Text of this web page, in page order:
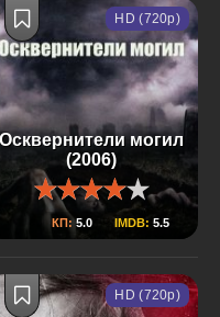
Осквернители могил
(2006)
КП:5.0 IMDB: 5.5
HD (720p)
HD (720p)